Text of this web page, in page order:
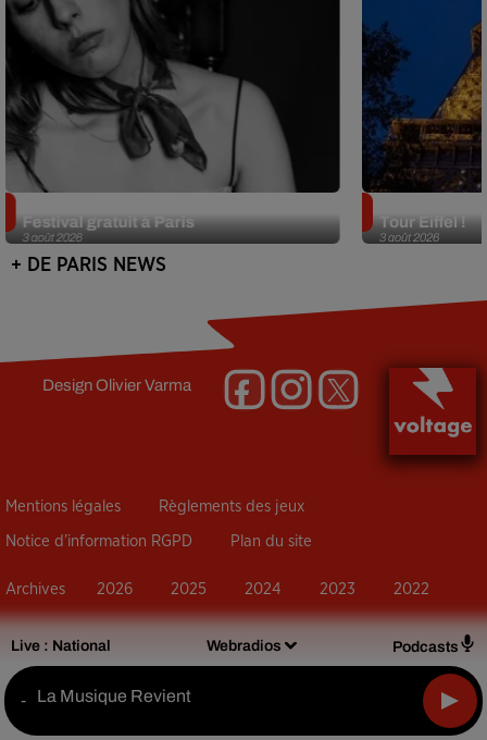
Live : National Webradios Podcasts
- La Musique Revient
3 août 2026
Festival gratuit à Paris
3 août 2026
Tour Eiffel !
+ DE PARIS NEWS
DesignOlivier Varma
Mentions légales Règlements des jeux
Notice d’information RGPD Plan du site
Archives 2026 2025 2024 2023 2022